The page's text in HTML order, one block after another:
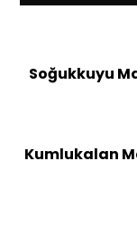
Soğukkuyu
Kumlukalan